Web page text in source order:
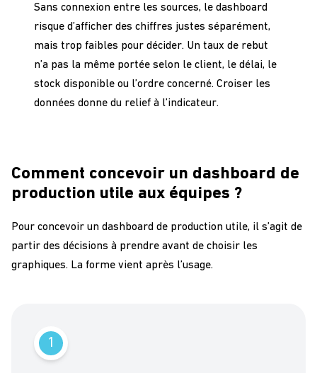
Sans connexion entre les sources, le dashboard
risque d’afficher des chiffres justes séparément,
mais trop faibles pour décider. Un taux de rebut
n’a pas la même portée selon le client, le délai, le
stock disponible ou l’ordre concerné. Croiser les
données donne du relief à l’indicateur.
Comment concevoir un dashboard de
production utile aux équipes ?
Pour concevoir un dashboard de production utile, il s’agit de
partir des décisions à prendre avant de choisir les
graphiques. La forme vient après l’usage.
1